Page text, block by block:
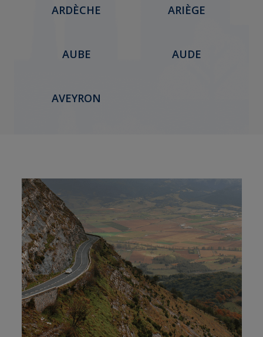
ARDÈCHE ARIÈGE
AUBE AUDE
AVEYRON